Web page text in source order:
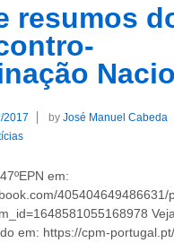
resumos
2017 by José Manuel Cabeda
em:
405404649486631/
em: https://cpm-